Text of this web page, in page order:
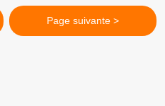
Page suivante >